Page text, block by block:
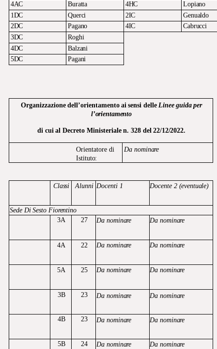
4AC
Buratta 4HC
Lopiano
1DC
Querci 2IC
Genualdo
2DC
Pagano 4IC
Cabrucci
3DC
Roghi
4DC
Balzani
5DC
Pagani
Organizzazione dell’orientamento ai sensi delle Linee guida per
l’orientamento
di cui al Decreto Ministeriale n. 328 del 22/12/2022.
Orientatore di
Istituto:
Da nominare
Classi Alunni Docenti 1 Docente 2 (eventuale)
Sede Di Sesto Fiorentino
3A
27 Da nominare Da nominare
4A 22 Da nominare Da nominare
5A 25 Da nominare Da nominare
3B 23 Da nominare Da nominare
4B 23 Da nominare Da nominare
5B 24 Da nominare Da nominare